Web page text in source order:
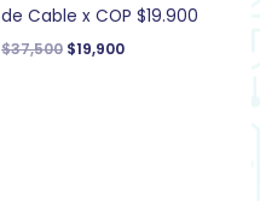
de Cable x COP $19.900
$37,500 $19,900